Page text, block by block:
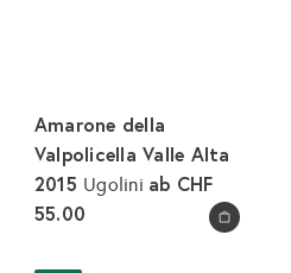
In den Warenkorb legen
Amarone della
Valpolicella Valle Alta
2015 Ugolini ab CHF
55.00